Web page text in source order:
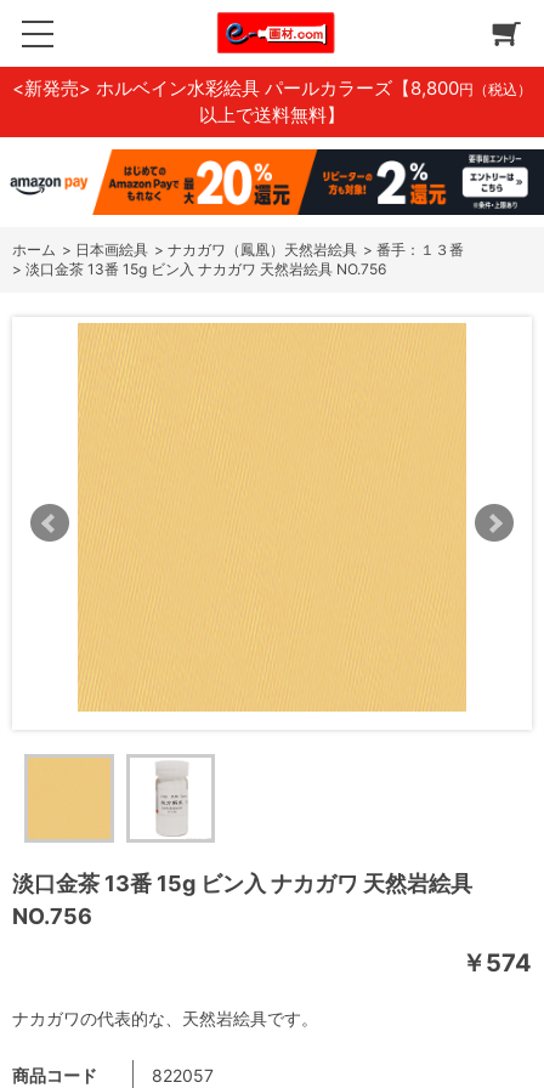
<新発売> ホルベイン水彩絵具 パールカラーズ 【8,800円（税込）
以上で送料無料】
ホーム > 日本画絵具 > ナカガワ（鳳凰）天然岩絵具 > 番手：１３番
> 淡口金茶 13番 15g ビン入 ナカガワ 天然岩絵具 NO.756
淡口金茶 13番 15g ビン入 ナカガワ 天然岩絵具
NO.756
￥574
商品コード 822057
ナカガワの代表的な、天然岩絵具です。